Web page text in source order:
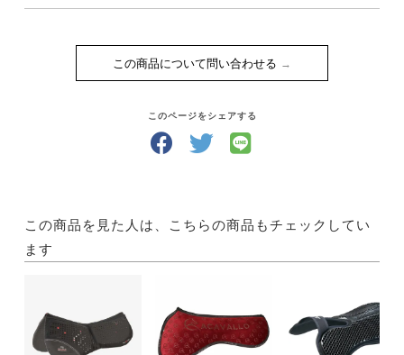
この商品について問い合わせる
このページをシェアする
この商品を見た人は、こちらの商品もチェックしてい
ます